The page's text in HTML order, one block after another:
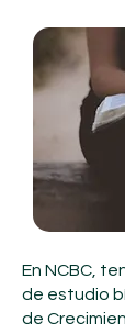
En NCBC,
de estudio
de